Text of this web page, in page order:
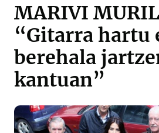
MARIVI
“Gitarra hartu
berehala
kantuan”